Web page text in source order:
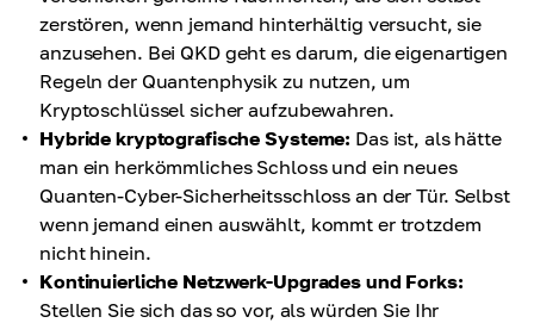
zerstören, wenn jemand hinterhältig versucht, sie
anzusehen. Bei QKD geht es darum, die eigenartigen
Regeln der Quantenphysik zu nutzen, um
Kryptoschlüssel sicher aufzubewahren.
Hybride kryptografische Systeme: Das ist, als hätte
man ein herkömmliches Schloss und ein neues
Quanten-Cyber-Sicherheitsschloss an der Tür. Selbst
wenn jemand einen auswählt, kommt er trotzdem
nicht hinein.
Kontinuierliche Netzwerk-Upgrades und Forks:
Stellen Sie sich das so vor, als würden Sie Ihr